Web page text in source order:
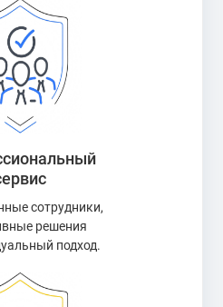
сотрудники,
решения
подход.